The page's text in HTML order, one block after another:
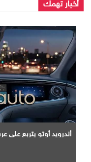
أندرويد أوتو يتربع علي